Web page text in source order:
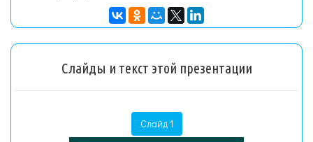
Слайды и текст этой презентации
Слайд 1